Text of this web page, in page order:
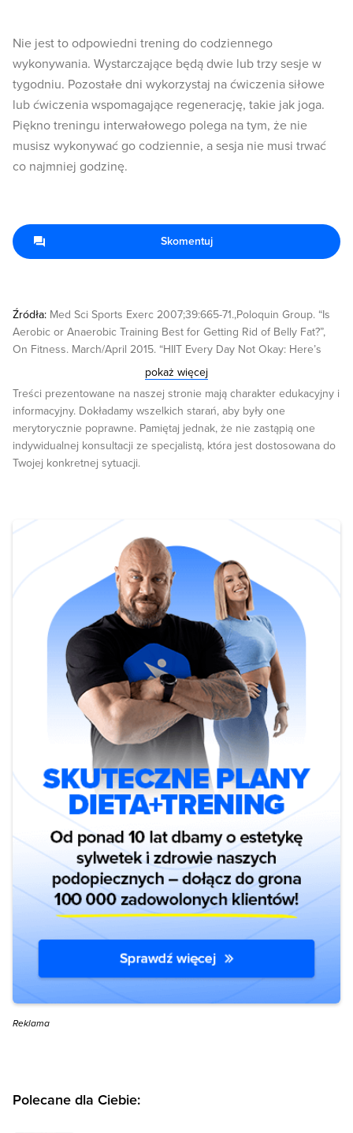
Nie jest to odpowiedni trening do codziennego
wykonywania. Wystarczające będą dwie lub trzy sesje w
tygodniu. Pozostałe dni wykorzystaj na ćwiczenia siłowe
lub ćwiczenia wspomagające regenerację, takie jak joga.
Piękno treningu interwałowego polega na tym, że nie
musisz wykonywać go codziennie, a sesja nie musi trwać
co najmniej godzinę.
Źródła: Med Sci Sports Exerc 2007;39:665-71.,Poloquin Group. “Is
Aerobic or Anaerobic Training Best for Getting Rid of Belly Fat?”,
On Fitness. March/April 2015. “HIIT Every Day Not Okay: Here’s
Why”, Medcape Family Medicine. “Effect of Exercise Training
Intensity on Abdominal Visceral Fat and Body Composition”.
Nutrition, Metabolism and Cardiovascular Disease. November
2013Volume 23, Issue 11, Pages 1037-1042.
pokaż więcej
Treści prezentowane na naszej stronie mają charakter edukacyjny i
informacyjny. Dokładamy wszelkich starań, aby były one
merytorycznie poprawne. Pamiętaj jednak, że nie zastąpią one
indywidualnej konsultacji ze specjalistą, która jest dostosowana do
Twojej konkretnej sytuacji.
Skomentuj
Reklama
Polecane dla Ciebie: